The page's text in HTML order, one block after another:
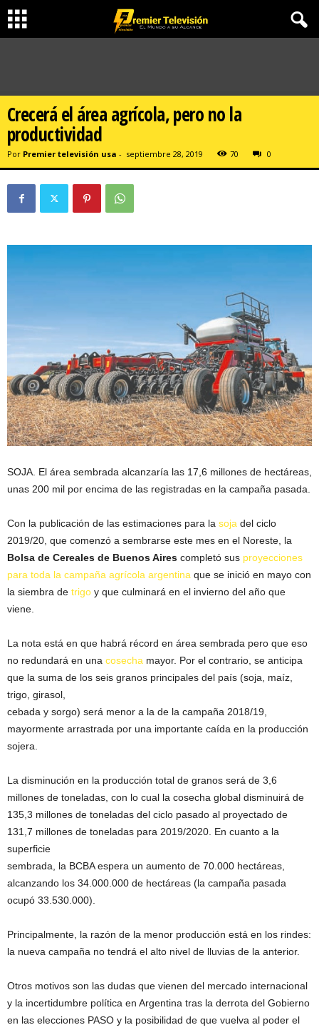
Crecerá el área agrícola, pero no la
productividad
Por Premier televisión usa - septiembre 28, 2019 70 0
SOJA. El área sembrada alcanzaría las 17,6 millones de hectáreas,
unas 200 mil por encima de las registradas en la campaña pasada.
Con la publicación de las estimaciones para la soja del ciclo
2019/20, que comenzó a sembrarse este mes en el Noreste, la
Bolsa de Cereales de Buenos Aires completó sus proyecciones
para toda la campaña agrícola argentina que se inició en mayo con
la siembra de trigo y que culminará en el invierno del año que
viene.
La nota está en que habrá récord en área sembrada pero que eso
no redundará en una cosecha mayor. Por el contrario, se anticipa
que la suma de los seis granos principales del país (soja, maíz,
trigo, girasol,
cebada y sorgo) será menor a la de la campaña 2018/19,
mayormente arrastrada por una importante caída en la producción
sojera.
La disminución en la producción total de granos será de 3,6
millones de toneladas, con lo cual la cosecha global disminuirá de
135,3 millones de toneladas del ciclo pasado al proyectado de
131,7 millones de toneladas para 2019/2020. En cuanto a la
superficie
sembrada, la BCBA espera un aumento de 70.000 hectáreas,
alcanzando los 34.000.000 de hectáreas (la campaña pasada
ocupó 33.530.000).
Principalmente, la razón de la menor producción está en los rindes:
la nueva campaña no tendrá el alto nivel de lluvias de la anterior.
Otros motivos son las dudas que vienen del mercado internacional
y la incertidumbre política en Argentina tras la derrota del Gobierno
en las elecciones PASO y la posibilidad de que vuelva al poder el